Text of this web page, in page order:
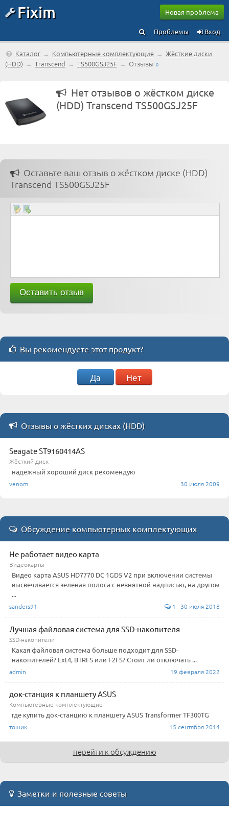
Fixim Новая проблема
Вход
Проблемы
Каталог → Компьютерные комплектующие → Жёсткие диски
(HDD) → Transcend → TS500GSJ25F → Отзывы 0
Нет отзывов о жёстком диске
(HDD) Transcend TS500GSJ25F
Оставьте ваш отзыв о жёстком диске (HDD)
Transcend TS500GSJ25F
Вы рекомендуете этот продукт?
Да Нет
Отзывы о жёстких дисках (HDD)
Seagate ST9160414AS
Жёсткий диск
надежный хороший диск рекомендую
venom 30 июля 2009
Обсуждение компьютерных комплектующих
Не работает видео карта
Видеокарты
Видео карта ASUS HD7770 DC 1GD5 V2 при включении системы
высвечивается зеленая полоса с невнятной надписью, на другом
...
sanders91 1 30 июля 2018
Лучшая файловая система для SSD-накопителя
SSD-накопители
Какая файловая система больше подходит для SSD-
накопителей? Ext4, BTRFS или F2FS? Стоит ли отключать ...
admin 19 февраля 2022
док-станция к планшету ASUS
Компьютерные комплектующие
где купить док-станцию к планшету ASUS Transformer TF300TG
тошик 15 сентября 2014
перейти к обсуждению
Заметки и полезные советы